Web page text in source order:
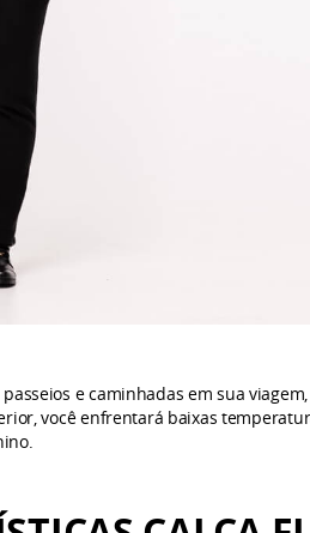
e caminhadas em sua
você enfrentará baixas